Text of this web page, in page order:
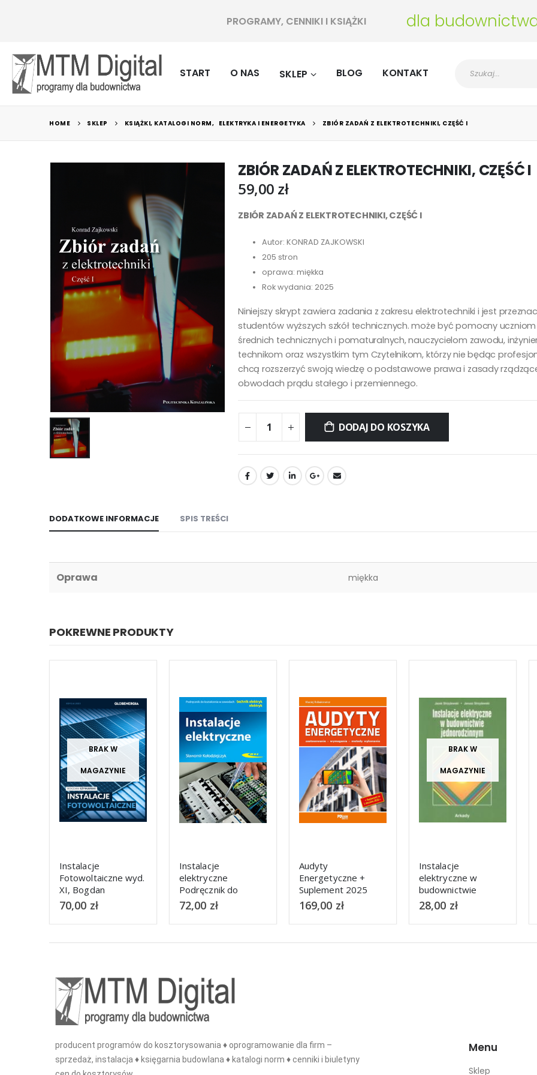
PROGRAMY, CENNIKI I KSIĄŻKI dla
START O NAS SKLEP BLOG KONTAKT
HOME SKLEP KSIĄŻKI, KATALOGI NORM, ELEKTRYKA I ENERGETYKA ZBIÓR ZADAŃ Z ELEKTROTECHNIKI, CZĘŚĆ I
ZBIÓR ZADAŃ Z ELEKTROTECHNIKI, CZĘŚĆ I
59,00 zł
ZBIÓR ZADAŃ Z ELEKTROTECHNIKI,CZĘŚĆ I
Autor: KONRAD ZAJKOWSKI
205 stron
oprawa: miękka
Rok wydania: 2025
Niniejszy skrypt zawiera zadania z zakresu elektrotechniki i jest
studentów wyższych szkół technicznych. może być pomocny uczniom
średnich technicznych i pomaturalnych, nauczycielom zawodu,
technikom oraz wszystkim tym Czytelnikom, którzy nie będąc
chcą rozszerzyć swoją wiedzę o podstawowe prawa i zasady
obwodach prądu stałego i przemiennego.
DODAJ DO KOSZYKA
DODATKOWE INFORMACJE SPIS TREŚCI
Oprawa miękka
POKREWNE PRODUKTY
Instalacje
elektryczne
Podręcznik do
kształcenia w
zawodach technik
elektryk
72,00 zł
Audyty
Energetyczne +
Suplement 2025
169,00zł
BRAK W
MAGAZYNIE
Instalacje
elektryczne w
budownictwie
jednorodzinnym
28,00zł
Układy cyfrowe.
Elektronika bez
oporu
52,00 zł
producent programów do kosztorysowania ♦ oprogramowanie dla firm –
sprzedaż, instalacja ♦ księgarnia budowlana ♦ katalogi norm ♦ cenniki i biuletyny
Menu
Sklep